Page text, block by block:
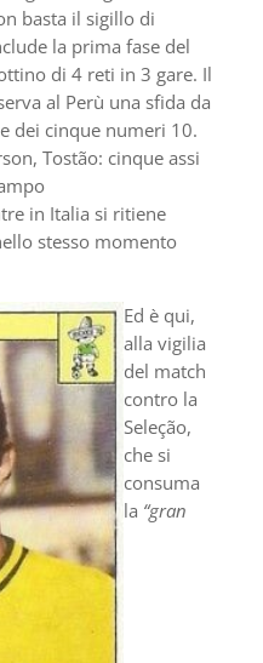
basta il sigillo di
la prima fase del
di 4 reti in 3 gare. Il
al Perù una sfida da
dei cinque numeri 10.
Tostão: cinque assi
in Italia si ritiene
stesso momento
Ed è qui,
alla vigilia
del match
contro la
Seleção,
che si
consuma
la “gran